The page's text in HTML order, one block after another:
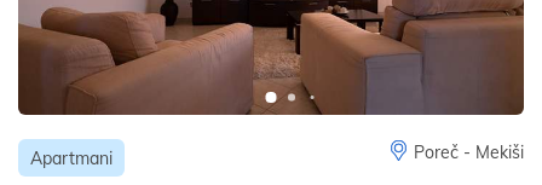
Apartmani Poreč - Mekiši